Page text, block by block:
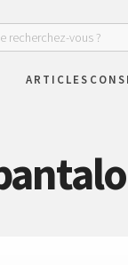
ARTICLES